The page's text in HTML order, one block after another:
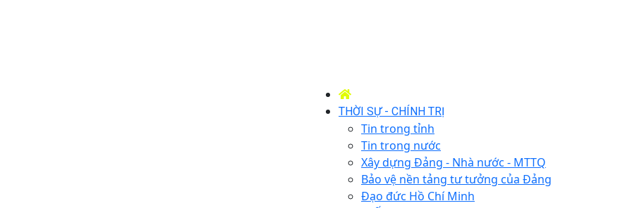
THỜI SỰ - CHÍNH TRỊ
Tin trong tỉnh
Tin trong nước
Xây dựng Đảng - Nhà nước - MTTQ
Bảo vệ nền tảng tư tưởng của Đảng
Đạo đức Hồ Chí Minh